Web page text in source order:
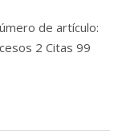
de artículo:
2 Citas 99